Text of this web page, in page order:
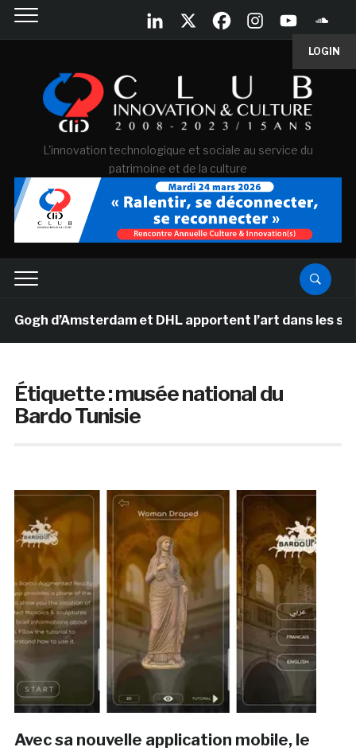
LOGIN
L'innovation technologique et sociale au service du
patrimoine et de la culture
d’Amsterdam et DHL apportent l’art dans les salles
Étiquette :musée national du
Bardo Tunisie
Avec sa nouvelle application mobile, le